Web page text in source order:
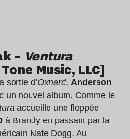
– Ventura
Music, LLC]
sortie d’Oxnard, Anderson
un nouvel album. Comme le
accueille une floppée
à Brandy en passant par la
Nate Dogg. Au